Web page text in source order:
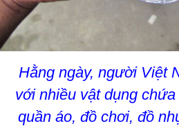
Hằng ngày, người Việt
với nhiều vật dụng
quần áo, đồ chơi, đồ